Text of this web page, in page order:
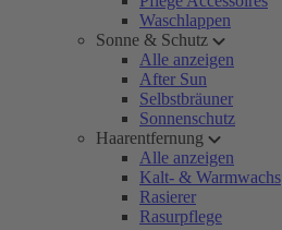
Waschlappen
Sonne & Schutz
Alle anzeigen
After Sun
Selbstbräuner
Sonnenschutz
Haarentfernung
Alle anzeigen
Kalt- & Warmwachs
Rasierer
Rasurpflege